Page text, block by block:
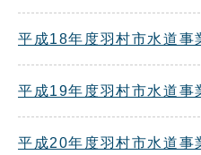
平成18年度羽村市水道事
平成19年度羽村市水道事
平成20年度羽村市水道事